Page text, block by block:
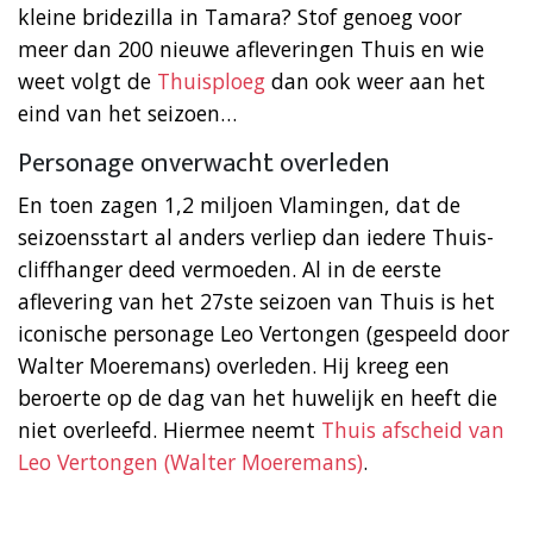
kleine bridezilla in Tamara? Stof genoeg voor
meer dan 200 nieuwe afleveringen Thuis en wie
weet volgt de Thuisploeg dan ook weer aan het
eind van het seizoen…
Personage onverwacht overleden
En toen zagen 1,2 miljoen Vlamingen, dat de
seizoensstart al anders verliep dan iedere Thuis-
cliffhanger deed vermoeden. Al in de eerste
aflevering van het 27ste seizoen van Thuis is het
iconische personage Leo Vertongen (gespeeld door
Walter Moeremans) overleden. Hij kreeg een
beroerte op de dag van het huwelijk en heeft die
niet overleefd. Hiermee neemt Thuis afscheid van
Leo Vertongen (Walter Moeremans).